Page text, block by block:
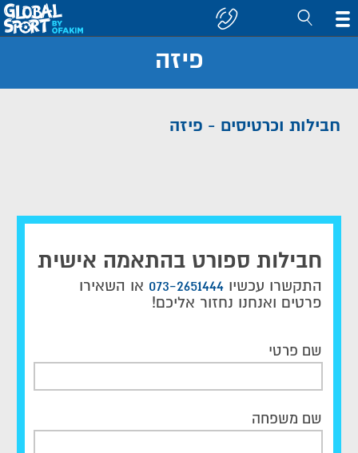
קבוצה/יעד
פיזה
חבילות וכרטיסים - פיזה
חבילות ספורט בהתאמה אישית
התקשרו עכשיו 073-2651444 או השאירו
פרטים ואנחנו נחזור אליכם!
שם פרטי
שם משפחה